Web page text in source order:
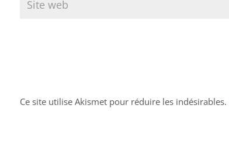
Ce site utilise Akismet pour réduire les indésirables.